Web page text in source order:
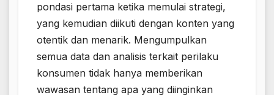
pondasi pertama ketika memulai strategi,
yang kemudian diikuti dengan konten yang
otentik dan menarik. Mengumpulkan
semua data dan analisis terkait perilaku
konsumen tidak hanya memberikan
wawasan tentang apa yang diinginkan